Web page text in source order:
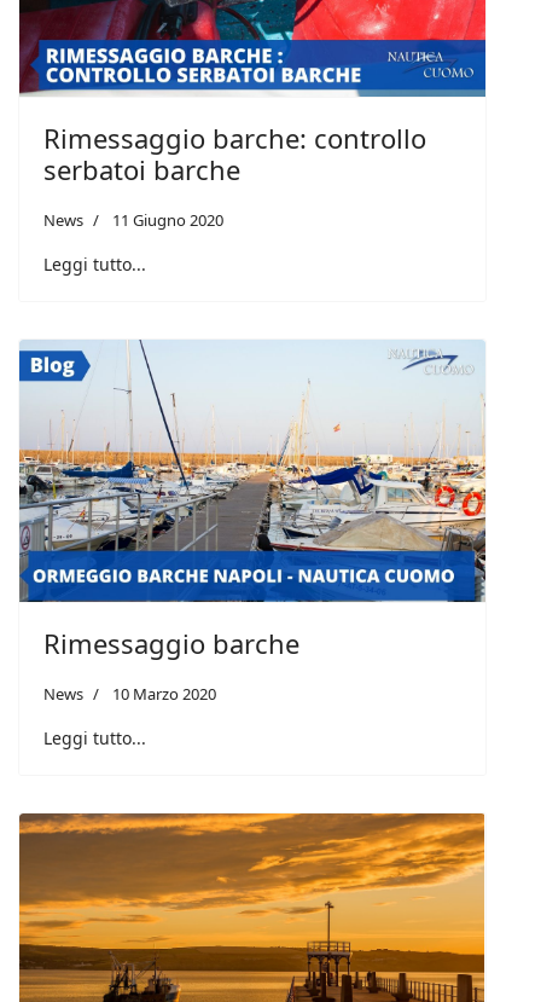
Rimessaggio barche: controllo
serbatoi barche
News 11 Giugno 2020
Leggi tutto...
Rimessaggio barche
News 10 Marzo 2020
Leggi tutto...